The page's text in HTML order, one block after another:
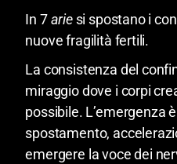
In 7ariesi spostano i
nuove fragilità fertili.
La consistenza del
miraggio dove i corpi
possibile. L’emergenza
spostamento,
emergere la voce dei